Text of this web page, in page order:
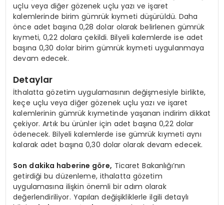
uçlu veya diğer gözenek uçlu yazı ve işaret
kalemlerinde birim gümrük kıymeti düşürüldü. Daha
önce adet başına 0,28 dolar olarak belirlenen gümrük
kıymeti, 0,22 dolara çekildi. Bilyeli kalemlerde ise adet
başına 0,30 dolar birim gümrük kıymeti uygulanmaya
devam edecek.
Detaylar
İthalatta gözetim uygulamasının değişmesiyle birlikte,
keçe uçlu veya diğer gözenek uçlu yazı ve işaret
kalemlerinin gümrük kıymetinde yaşanan indirim dikkat
çekiyor. Artık bu ürünler için adet başına 0,22 dolar
ödenecek. Bilyeli kalemlerde ise gümrük kıymeti aynı
kalarak adet başına 0,30 dolar olarak devam edecek.
Son dakika haberine göre, Ticaret Bakanlığı’nın
getirdiği bu düzenleme, ithalatta gözetim
uygulamasına ilişkin önemli bir adım olarak
değerlendiriliyor. Yapılan değişikliklerle ilgili detaylı